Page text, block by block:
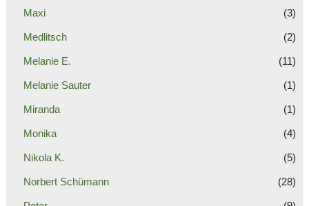
Maxi (3)
Medlitsch (2)
Melanie E. (11)
Melanie Sauter (1)
Miranda (1)
Monika (4)
Nikola K. (5)
Norbert Schümann (28)